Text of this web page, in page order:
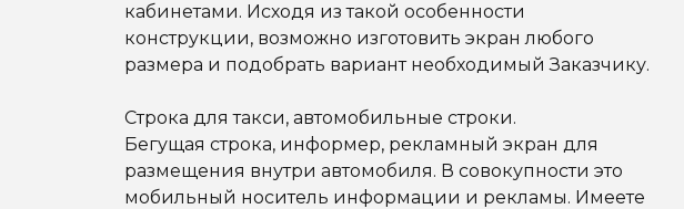
кабинетами. Исходя из такой особенности
конструкции, возможно изготовить экран любого
размера и подобрать вариант необходимый Заказчику.
Строка для такси, автомобильные строки.
Бегущая строка, информер, рекламный экран для
размещения внутри автомобиля. В совокупности это
мобильный носитель информации и рекламы. Имеете